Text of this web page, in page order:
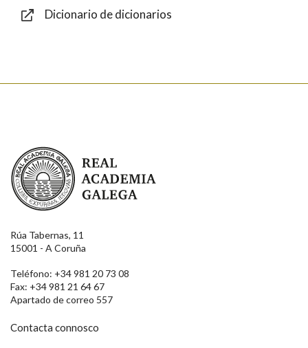
Dicionario de dicionarios
Real Academia Galega
Rúa Tabernas, 11
15001 - A Coruña
Teléfono: +34 981 20 73 08
Fax: +34 981 21 64 67
Apartado de correo 557
Contacta connosco